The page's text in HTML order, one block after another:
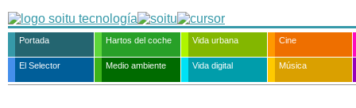
Portada Hartos del coche Vida urbana Cine
El Selector Medio ambiente Vida digital Música